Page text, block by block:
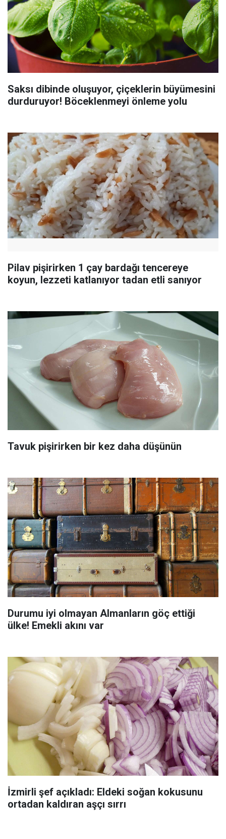
Saksı dibinde oluşuyor, çiçeklerin büyümesini
durduruyor! Böceklenmeyi önleme yolu
Pilav pişirirken 1 çay bardağı tencereye
koyun, lezzeti katlanıyor tadan etli sanıyor
Tavuk pişirirken bir kez daha düşünün
Durumu iyi olmayan Almanların göç ettiği
ülke! Emekli akını var
İzmirli şef açıkladı: Eldeki soğan kokusunu
ortadan kaldıran aşçı sırrı